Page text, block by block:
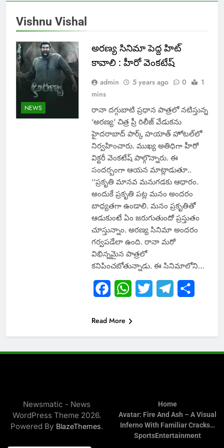
Vishnu Vishal
NEWS
అరణ్య సినిమా పెద్ద హిట్ ‌
కావాలి : హీరో వెంక‌టేష్
admin 5 years ago 0
1
mins
రానా దగ్గుబాటి ప్రధాన పాత్రలో న‌టిస్తున్న‌
‘అరణ్య’ చిత్ర ప్రీ రిలీజ్ వేడుకను
హైదరాబాద్ పార్క్ హ‌యాత్ హోట‌ల్‌లో
నిర్వహించారు. ముఖ్య అతిధిగా హీరో
విక్ట‌రీ వెంక‌టేష్ పాల్గొన్నారు. ఈ
సంద‌ర్బంగా ఆయ‌న మాట్లాడుతూ..
‘‘ప్రకృతి మాన‌వ మ‌నుగ‌డ‌కు ఆధారం.
అందుకే ప్రకృతి పట్ల మనం అందరం
బాధ్యతగా ఉండాలి. మనం ప్రకృతితో
ఆడుకుంటే ఏం జరుగుతుందో ప్ర‌స్తుతం
చూస్తున్నాం. అరణ్య‌ సినిమా అందరం
గర్వపడేలా ఉంది. రానా మ‌రో
విభిన్నమైన పాత్రలో
క‌నిపించ‌బోతున్నాడు. ఈ సినిమాలోని…
FacebookWhatsApp
Twitter Telegram
Read More
Newsmatic - News
WordPress Theme 2026.
Powered By BlazeThemes.
Home
Avatar: Fire And Ash – A Visual
Inferno With Familiar Cracks…
SportsEntertainment